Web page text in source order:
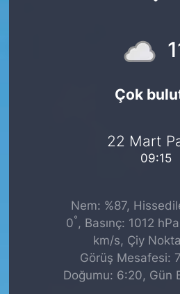
Çok
22 Mart
09:15
Nem: %87,
0° , Basınç: 1012
km/s, Çiy
Görüş Mesafesi:
Doğumu: 6:20, Gün